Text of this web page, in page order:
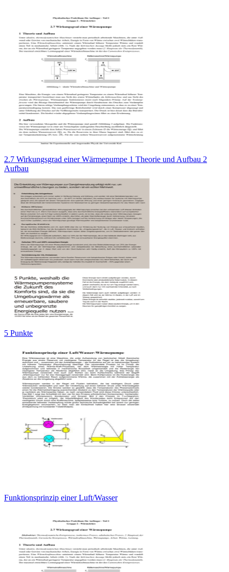
2.7 Wirkungsgrad einer Wärmepumpe 1 Theorie und Aufbau 2
Aufbau
5 Punkte
Funktionsprinzip einer Luft/Wasser